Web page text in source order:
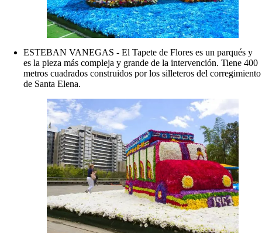
ESTEBAN VANEGAS - El Tapete de Flores es un parqués y
es la pieza más compleja y grande de la intervención. Tiene 400
metros cuadrados construidos por los silleteros del corregimiento
de Santa Elena.